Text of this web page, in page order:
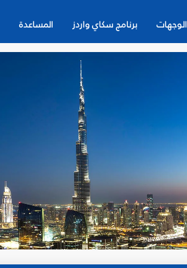
الوجهات برنامج سكاي واردز المساعدة